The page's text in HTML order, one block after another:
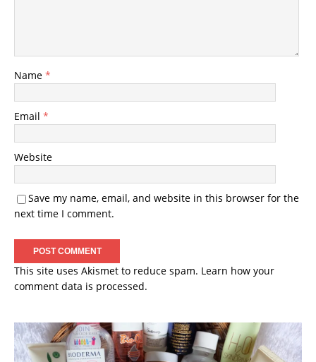
Name *
Email *
Website
Save my name, email, and website in this browser for the
next time I comment.
This site uses Akismet to reduce spam. Learn how your
comment data is processed.